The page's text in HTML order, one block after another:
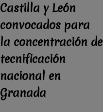
Castilla y León
convocados para
la concentración de
tecnificación
nacional en
Granada